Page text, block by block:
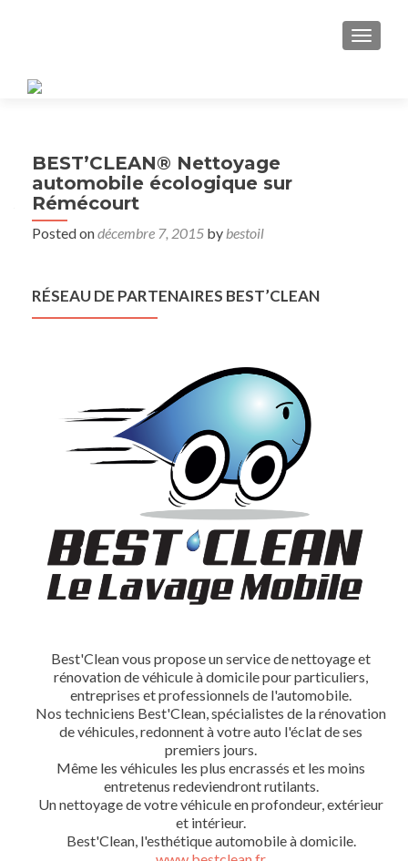
BEST’CLEAN® Nettoyage
automobile écologique sur
Rémécourt
Posted ondécembre 7, 2015 by bestoil
RÉSEAU DE PARTENAIRES BEST’CLEAN
Best'Clean vous propose un service de nettoyage et
rénovation de véhicule à domicile pour particuliers,
entreprises et professionnels de l'automobile.
Nos techniciens Best'Clean, spécialistes de la rénovation
de véhicules, redonnent à votre auto l'éclat de ses
premiers jours.
Même les véhicules les plus encrassés et les moins
entretenus redeviendront rutilants.
Un nettoyage de votre véhicule en profondeur, extérieur
et intérieur.
Best'Clean, l'esthétique automobile à domicile.